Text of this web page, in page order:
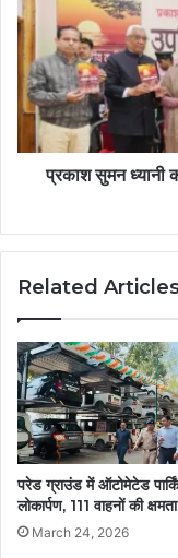
प्रकाश सुमन ध्यानी
Related
परेड ग्राउंड में ऑटोमेटेड
लोकार्पण, 111 वाहनों की क्षमता
March 24, 2026